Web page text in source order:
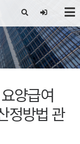
X
양급여
정방법 관